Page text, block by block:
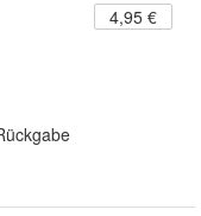
4,95 €